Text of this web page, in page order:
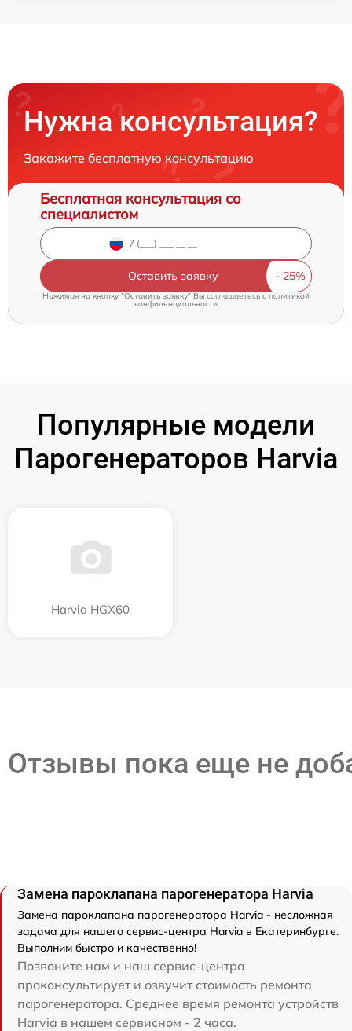
Нужна консультация?
Закажите бесплатную консультацию
Бесплатная консультация со
специалистом
Оставить заявку
Нажимая на кнопку "Оставить заявку" Вы соглашаетесь cполитикой
конфиденциальности
Популярные модели
Парогенераторов Harvia
Harvia HGX60
Отзывы пока еще не
Замена пароклапана парогенератора Harvia
Замена пароклапана парогенератора Harvia - несложная
задача для нашего сервис-центра Harvia в Екатеринбурге.
Выполним быстро и качественно!
Позвоните нам и наш сервис-центра
проконсультирует и озвучит стоимость ремонта
парогенератора. Среднее время ремонта устройств
Harvia в нашем сервисном - 2 часа.